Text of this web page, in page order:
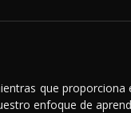
que proporciona
enfoque de